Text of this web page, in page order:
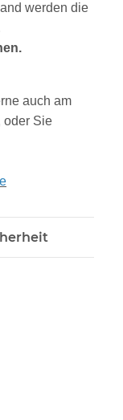
werden die
.
auch am
oder Sie